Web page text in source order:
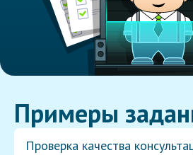
Примеры
Проверка качества